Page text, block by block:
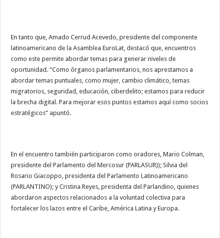
En tanto que, Amado Cerrud Acevedo, presidente del componente
latinoamericano de la Asamblea EuroLat, destacó que, encuentros
como este permite abordar temas para generar niveles de
oportunidad. “Como órganos parlamentarios, nos aprestamos a
abordar temas puntuales, como mujer, cambio climático, temas
migratorios, seguridad, educación, ciberdelito; estamos para reducir
la brecha digital. Para mejorar esos puntos estamos aquí como socios
estratégicos” apuntó.
En el encuentro también participaron como oradores, Mario Colman,
presidente del Parlamento del Mercosur (PARLASUR)); Silvia del
Rosario Giacoppo, presidenta del Parlamento Latinoamericano
(PARLANTINO); y Cristina Reyes, presidenta del Parlandino, quienes
abordaron aspectos relacionados a la voluntad colectiva para
fortalecer los lazos entre el Caribe, América Latina y Europa.